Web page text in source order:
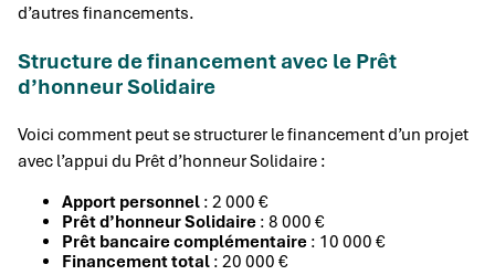
d’autres financements.
Structure de financement avec le Prêt
d’honneur Solidaire
Voici comment peut se structurer le financement d’un projet
avec l’appui du Prêt d’honneur Solidaire :
Apport personnel : 2 000 €
Prêt d’honneur Solidaire : 8 000 €
Prêt bancaire complémentaire : 10 000 €
Financement total : 20 000 €